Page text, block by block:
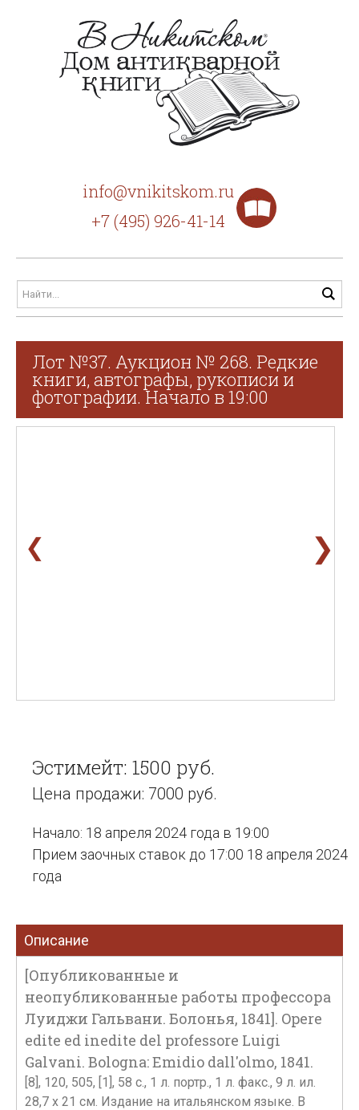
info@vnikitskom.ru
+7 (495) 926-41-14
Лот №37. Аукцион № 268. Редкие
книги, автографы, рукописи и
фотографии. Начало в 19:00
❮ ❯
Эстимейт: 1500 руб.
Цена продажи: 7000 руб.
Начало: 18 апреля 2024 года в 19:00
Прием заочных ставок до 17:00 18 апреля 2024
года
Описание
[Опубликованные и
неопубликованные работы профессора
Луиджи Гальвани. Болонья, 1841]. Opere
edite ed inedite del professore Luigi
Galvani. Bologna: Emidio dall'olmo, 1841.
[8], 120, 505, [1], 58 с., 1 л. портр., 1 л. факс., 9 л. ил.
28,7 х 21 см. Издание на итальянском языке. В